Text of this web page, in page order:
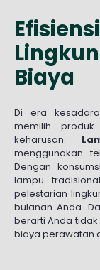
Biaya
Di era
memilih
keharusan.
menggunakan
Dengan
lampu
pelestarian
bulanan Anda.
berarti Anda
biaya perawatan